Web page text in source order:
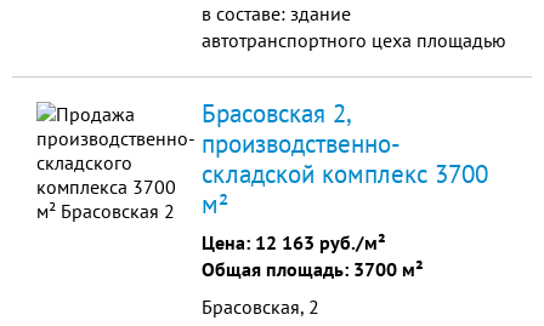
в составе: здание
автотранспортного цеха площадью
балка грузоподъемность...
Брасовская 2,
производственно-
складской комплекс 3700
м²
Цена: 12 163 руб./м²
Общая площадь: 3700 м²
Брасовская, 2